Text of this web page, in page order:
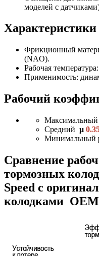
моделей с
Фрикционный
(NAO).
Рабочая
Применимость:
Рабочий
Максимальный
Средний μ
Минимальный
Сравнение
тормозных
Speed с
колодками